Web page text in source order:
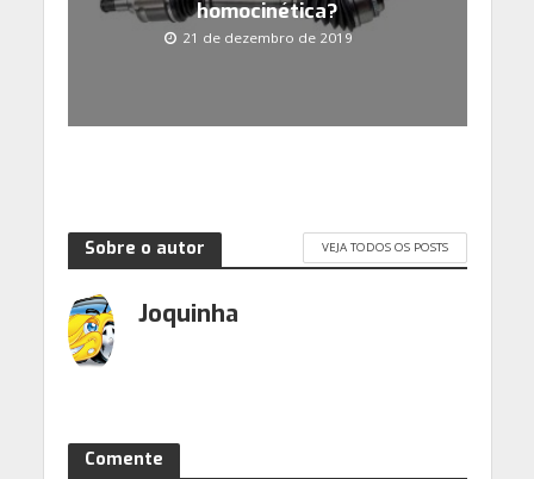
homocinética?
21 de dezembro de 2019
Sobre o autor VEJA TODOS OS POSTS
Joquinha
Comente